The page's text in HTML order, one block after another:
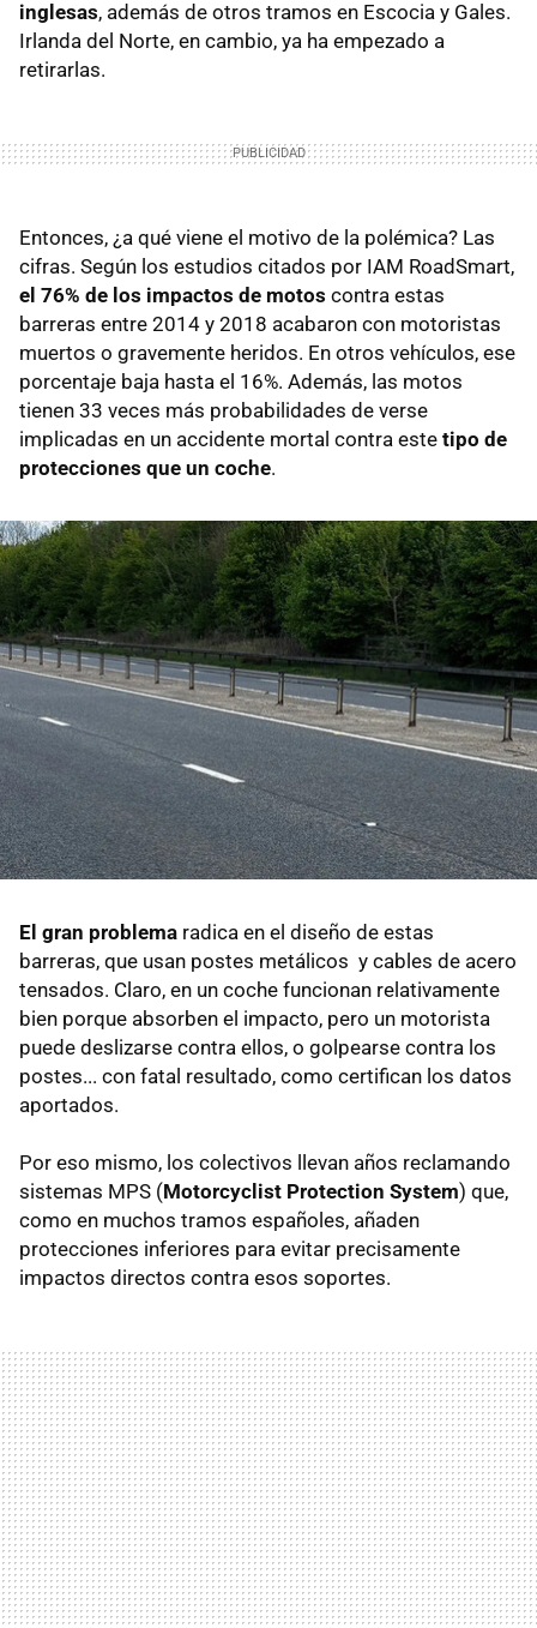
inglesas, además de otros tramos en Escocia y Gales.
Irlanda del Norte, en cambio, ya ha empezado a
retirarlas.
Entonces, ¿a qué viene el motivo de la polémica? Las
cifras. Según los estudios citados por IAM RoadSmart,
el 76% de los impactos de motos contra estas
barreras entre 2014 y 2018 acabaron con motoristas
muertos o gravemente heridos. En otros vehículos, ese
porcentaje baja hasta el 16%. Además, las motos
tienen 33 veces más probabilidades de verse
implicadas en un accidente mortal contra este tipo de
protecciones que un coche.
El gran problema radica en el diseño de estas
barreras, que usan postes metálicos y cables de acero
tensados. Claro, en un coche funcionan relativamente
bien porque absorben el impacto, pero un motorista
puede deslizarse contra ellos, o golpearse contra los
postes... con fatal resultado, como certifican los datos
aportados.
Por eso mismo, los colectivos llevan años reclamando
sistemas MPS (Motorcyclist Protection System) que,
como en muchos tramos españoles, añaden
protecciones inferiores para evitar precisamente
impactos directos contra esos soportes.